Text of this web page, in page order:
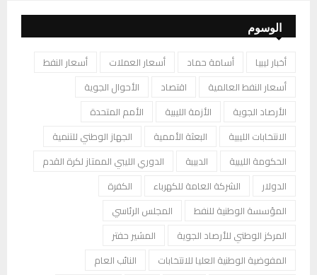
الوسوم
أخبار ليبيا أسامة حماد أسعار العملات
أسعار النفط
أسعار النفط العالمية
اقتصاد
الأحوال الجوية
الأرصاد الجوية
الأزمة الليبية
الأمم المتحدة
الانتخابات الليبية
البعثة الأممية
الجهاز الوطني للتنمية
الحكومة الليبية
الدبيبة
الدوري الليبي الممتاز لكرة القدم
الدولار
الشركة العامة للكهرباء
الكفرة
المؤسسة الوطنية للنفط
المجلس الرئاسي
المركز الوطني للأرصاد الجوية
المشير حفتر
المفوضية الوطنية العليا للانتخابات
النائب العام